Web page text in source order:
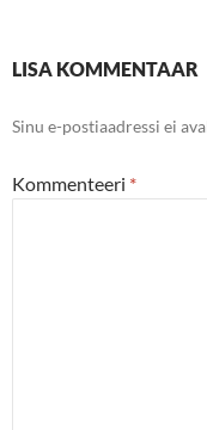
LISA KOMMENTAAR
Sinu e-postiaadressi ei
Kommenteeri *